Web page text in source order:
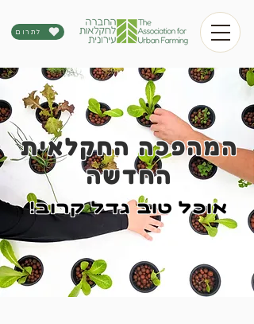
לתרום
המהפכה החקלאית
החדשה
!אוכל טוב גדל קרוב